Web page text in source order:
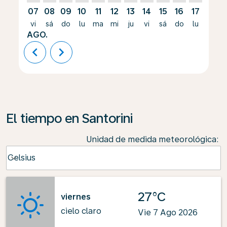
07
vi
AGO.
08
sá
09
do
10
lu
11
ma
12
mi
13
ju
14
vi
15
sá
16
do
17
lu
chevron_left chevron_right
El tiempo en Santorini
Unidad de medida meteorológica:
Celsius
keyboard_arrow_down
viernes
cielo claro
27°C
Vie 7 Ago 2026